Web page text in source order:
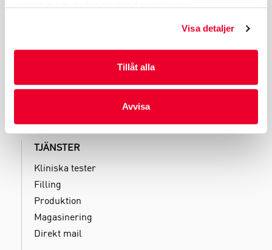
Visa detaljer
Tillåt alla
Avvisa
KUVERT OCH POSTFÖRPACKNINGAR
LÄKEMEDELSFÖRPACKNINGAR
TJÄNSTER
Kliniska tester
Filling
Produktion
Magasinering
Direkt mail